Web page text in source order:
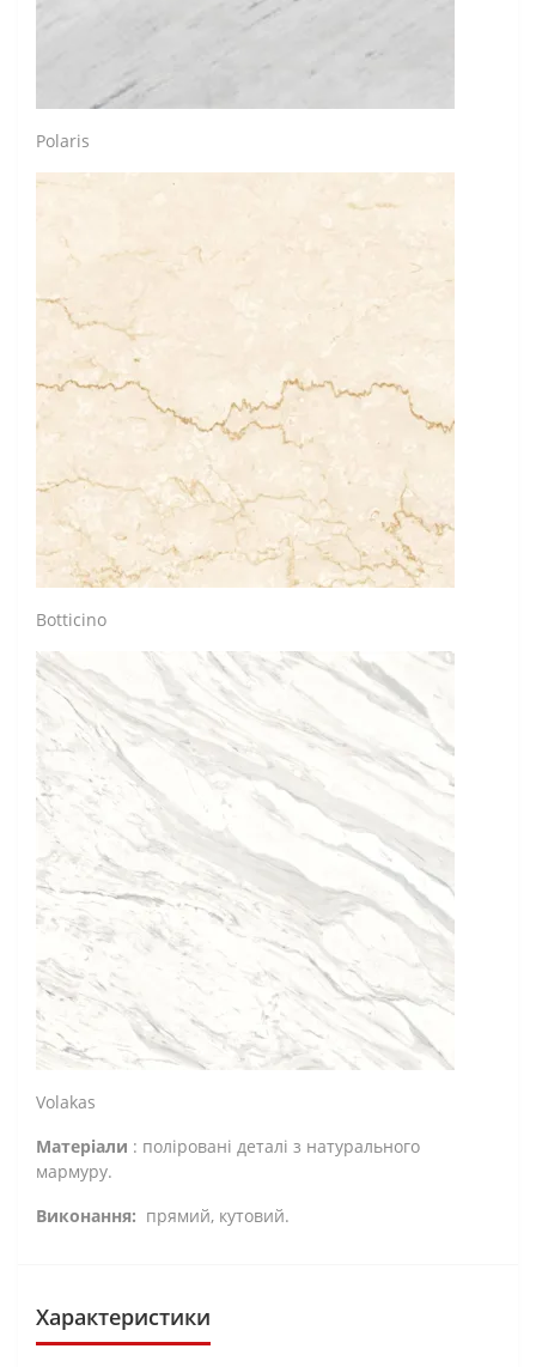
Polaris
Botticino
Volakas
Матеріали : поліровані деталі з натурального
мармуру.
Виконання: прямий, кутовий.
Характеристики